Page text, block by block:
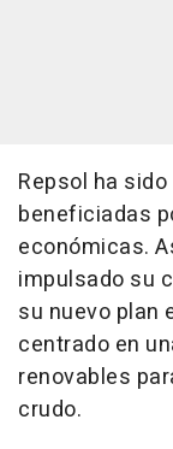
Repsol ha
beneficiadas
económicas.
impulsado su
su nuevo plan
centrado en
renovables
crudo.